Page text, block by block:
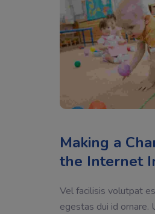
Making a
the Internet
Vel facilisis volutpat
egestas dui id ornare.